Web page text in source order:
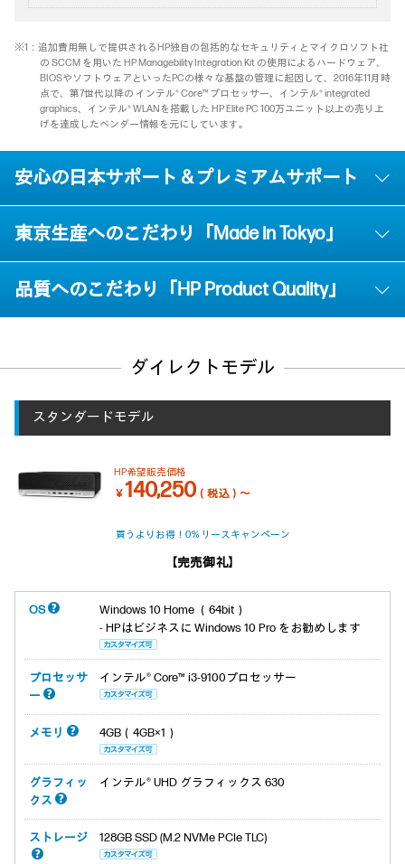
※1：追加費用無しで提供されるHP独自の包括的なセキュリティとマイクロソフト社
の SCCM を用いた HP Managebility Integration Kit の使用によるハードウェア、
BIOSやソフトウェアといったPCの様々な基盤の管理に起因して、2016年11月時
点で、第7世代以降の インテル® Core™ プロセッサー、インテル® integrated
graphics、インテル® WLANを搭載した HP Elite PC 100万ユニット以上の売り上
げを達成したベンダー情報を元にしています。
安心の日本サポート＆プレミアムサポート
東京生産へのこだわり「Made in Tokyo」
品質へのこだわり「HP Product Quality」
ダイレクトモデル
スタンダードモデル
HP希望販売価格
￥140,250 （税込）～
買うよりお得！0％リースキャンペーン
【完売御礼】
OS
Windows 10 Home （64bit）
- HPはビジネスに Windows 10 Pro をお勧めします
プロセッサ
ー
インテル® Core™ i3-9100プロセッサー
メモリ 4GB（4GB×1）
グラフィッ
クス
インテル® UHD グラフィックス 630
ストレージ 128GB SSD (M.2 NVMe PCIe TLC)